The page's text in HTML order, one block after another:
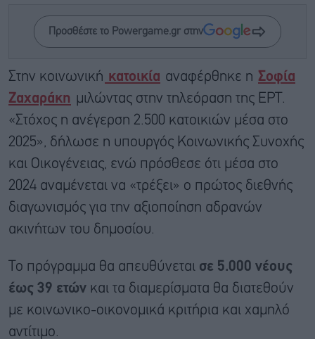
Προσθέστε το Powergame.gr στην
Στην κοινωνική κατοικία αναφέρθηκε η Σοφία
Ζαχαράκη μιλώντας στην τηλεόραση της ΕΡΤ.
«Στόχος η ανέγερση 2.500 κατοικιών μέσα στο
2025», δήλωσε η υπουργός Κοινωνικής Συνοχής
και Οικογένειας, ενώ πρόσθεσε ότι μέσα στο
2024 αναμένεται να «τρέξει» ο πρώτος διεθνής
διαγωνισμός για την αξιοποίηση αδρανών
ακινήτων του δημοσίου.
Το πρόγραμμα θα απευθύνεται σε 5.000 νέους
έως 39 ετών και τα διαμερίσματα θα διατεθούν
με κοινωνικο-οικονομικά κριτήρια και χαμηλό
αντίτιμο.